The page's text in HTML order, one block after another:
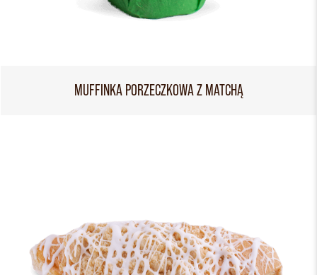
MUFFINKA PORZECZKOWA Z MATCHĄ